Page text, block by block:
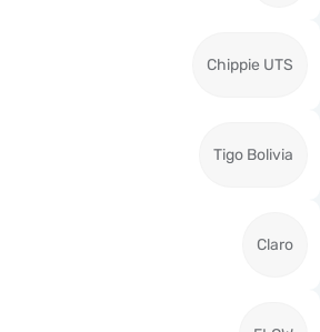
Chippie UTS
Tigo Bolivia
Claro